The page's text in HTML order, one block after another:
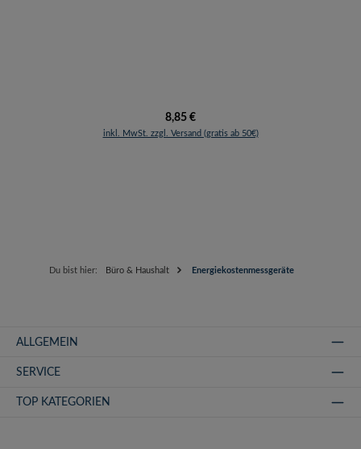
Regulärer Preis:
8,85 €
inkl. MwSt. zzgl. Versand (gratis ab 50€)
Du bist hier: Büro & Haushalt Energiekostenmessgeräte
ALLGEMEIN
SERVICE
TOP KATEGORIEN